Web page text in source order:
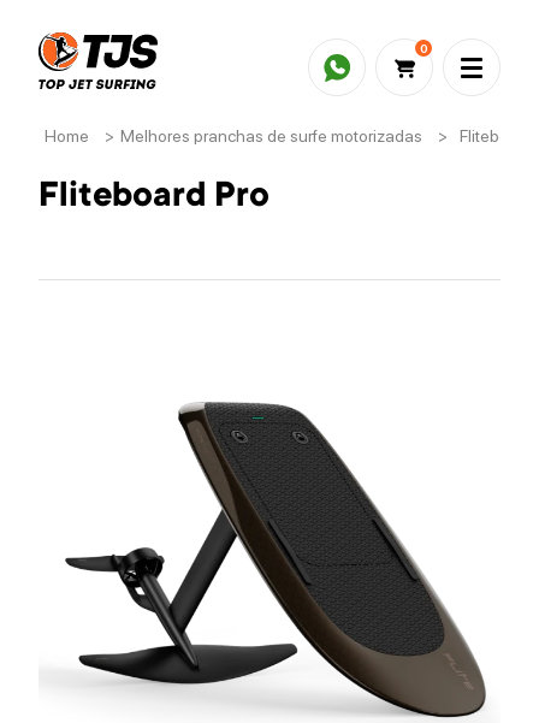
0
Home > Melhores pranchas de surfe motorizadas > Fliteboard
Fliteboard Pro